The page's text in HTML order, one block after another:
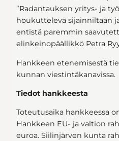
”Radantauksen yritys- ja
houkutteleva sijainniltaan
entistä paremmin
elinkeinopäällikkö Petra
Hankkeen etenemisestä
kunnan viestintäkanavissa.
Tiedot hankkeesta
Toteutusaika hankkeessa
Hankkeen EU- ja valtion
euroa. Siilinjärven kunta